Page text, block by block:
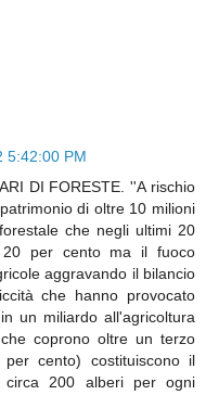
5:42:00 PM
DI FORESTE. ''A rischio
di oltre 10 milioni
che negli ultimi 20
per cento ma il fuoco
aggravando il bilancio
che hanno provocato
un miliardo all'agricoltura
coprono oltre un terzo
cento) costituiscono il
circa 200 alberi per ogni